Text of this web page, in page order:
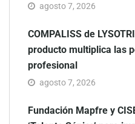
agosto 7, 2026
COMPALISS de
producto multiplica las
profesional
agosto 7, 2026
Fundación Mapfre y